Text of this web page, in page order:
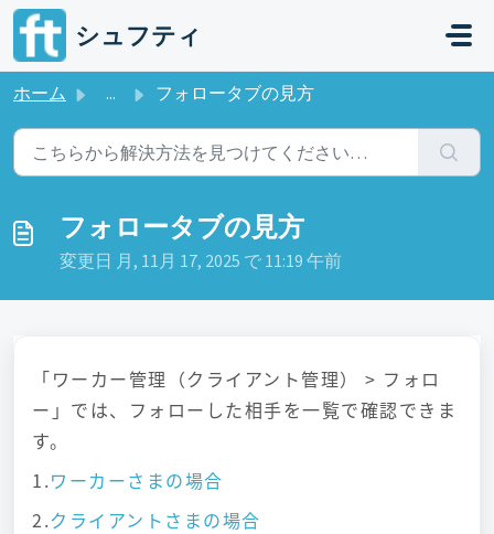
メインコンテンツに移動
シュフティ
ホーム ... フォロータブの見方
フォロータブの見方
変更日 月, 11月 17, 2025 で 11:19 午前
「ワーカー管理（クライアント管理） > フォロ
ー」では、フォローした相手を一覧で確認できま
す。
1.ワーカーさまの場合
2.クライアントさまの場合